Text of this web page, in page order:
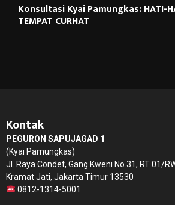
Konsultasi Kyai Pamungkas: HATI-
TEMPAT CURHAT
Kontak
PEGURON SAPUJAGAD 1
(Kyai Pamungkas)
Jl. Raya Condet, Gang Kweni No.31, RT 01/
Kramat Jati, Jakarta Timur 13530
0812-1314-5001